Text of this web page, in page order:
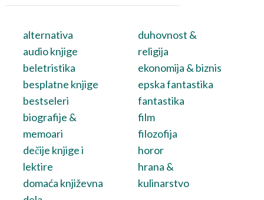
alternativa
audio knjige
beletristika
besplatne knjige
bestseleri
biografije &
memoari
dečije knjige i
lektire
domaća književna
duhovnost &
religija
ekonomija & biznis
epska fantastika
fantastika
film
filozofija
horor
hrana &
kulinarstvo